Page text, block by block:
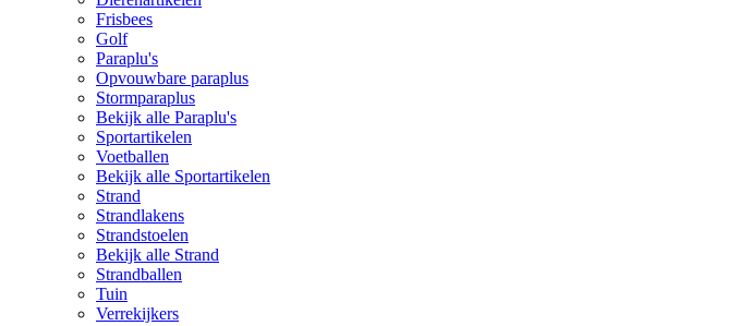
Frisbees
Golf
Paraplu's
Opvouwbare paraplus
Stormparaplus
Bekijk alle Paraplu's
Sportartikelen
Voetballen
Bekijk alle Sportartikelen
Strand
Strandlakens
Strandstoelen
Bekijk alle Strand
Strandballen
Tuin
Verrekijkers